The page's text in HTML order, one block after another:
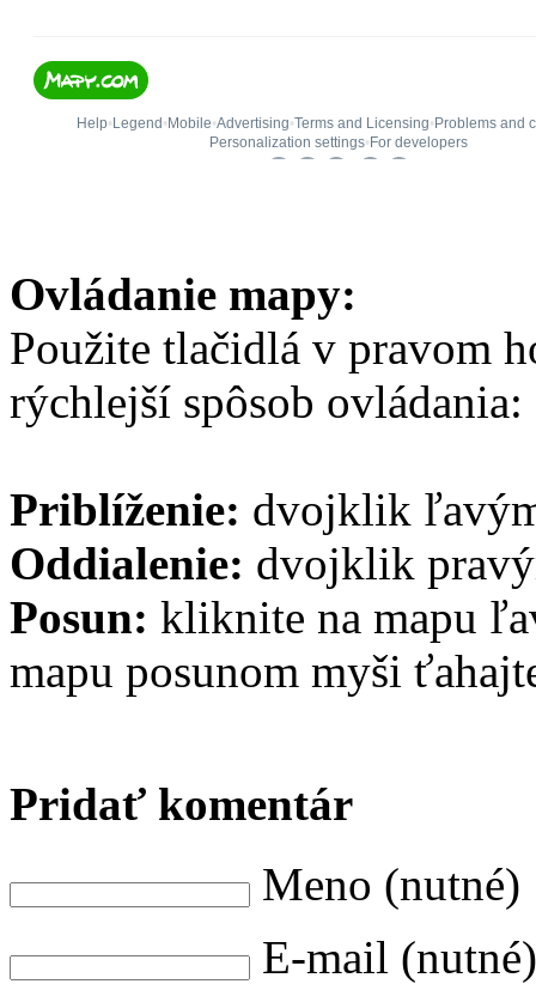
Ovládanie mapy:
Použite tlačidlá v pravom
rýchlejší spôsob ovládania:
Priblíženie: dvojklik
Oddialenie: dvojklik
Posun: kliknite na mapu
mapu posunom myši
Pridať komentár
Meno (nutné)
E-mail (nutné)